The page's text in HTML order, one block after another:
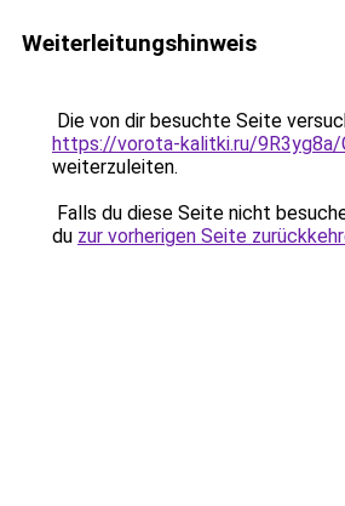
Weiterleitungshinweis
Die von dir besuchte Seite
https://vorota-kalitki.ru/9R3yg8a/
weiterzuleiten.
Falls du diese Seite nicht
du zur vorherigen Seite